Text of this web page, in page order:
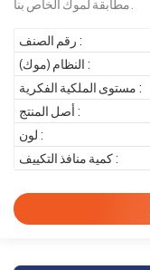
رقم الصنف :
النظام (موك) :
مستوى الملكية الفكرية :
أصل المنتج :
لون :
كمية منافذ التكييف :